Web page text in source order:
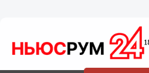
конца 2014 года
квартиры по
граждан из